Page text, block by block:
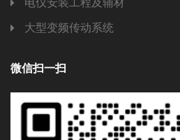
大型变频传动系统
微信扫一扫